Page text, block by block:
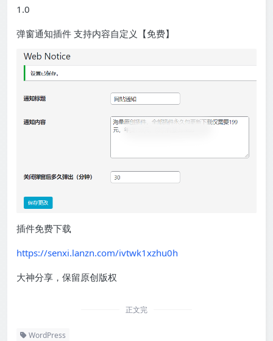
1.0
弹窗通知插件 支持内容自定义【免费】
插件免费下载
https://senxi.lanzn.com/ivtwk1xzhu0h
大神分享，保留原创版权
正文完
WordPress